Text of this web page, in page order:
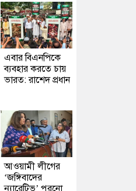
এবার বিএনপিকে
ব্যবহার করতে চায়
ভারত: রাশেদ প্রধান
আওয়ামী লীগের
‘জঙ্গিবাদের
ন্যারেটিভ’ পুরনো